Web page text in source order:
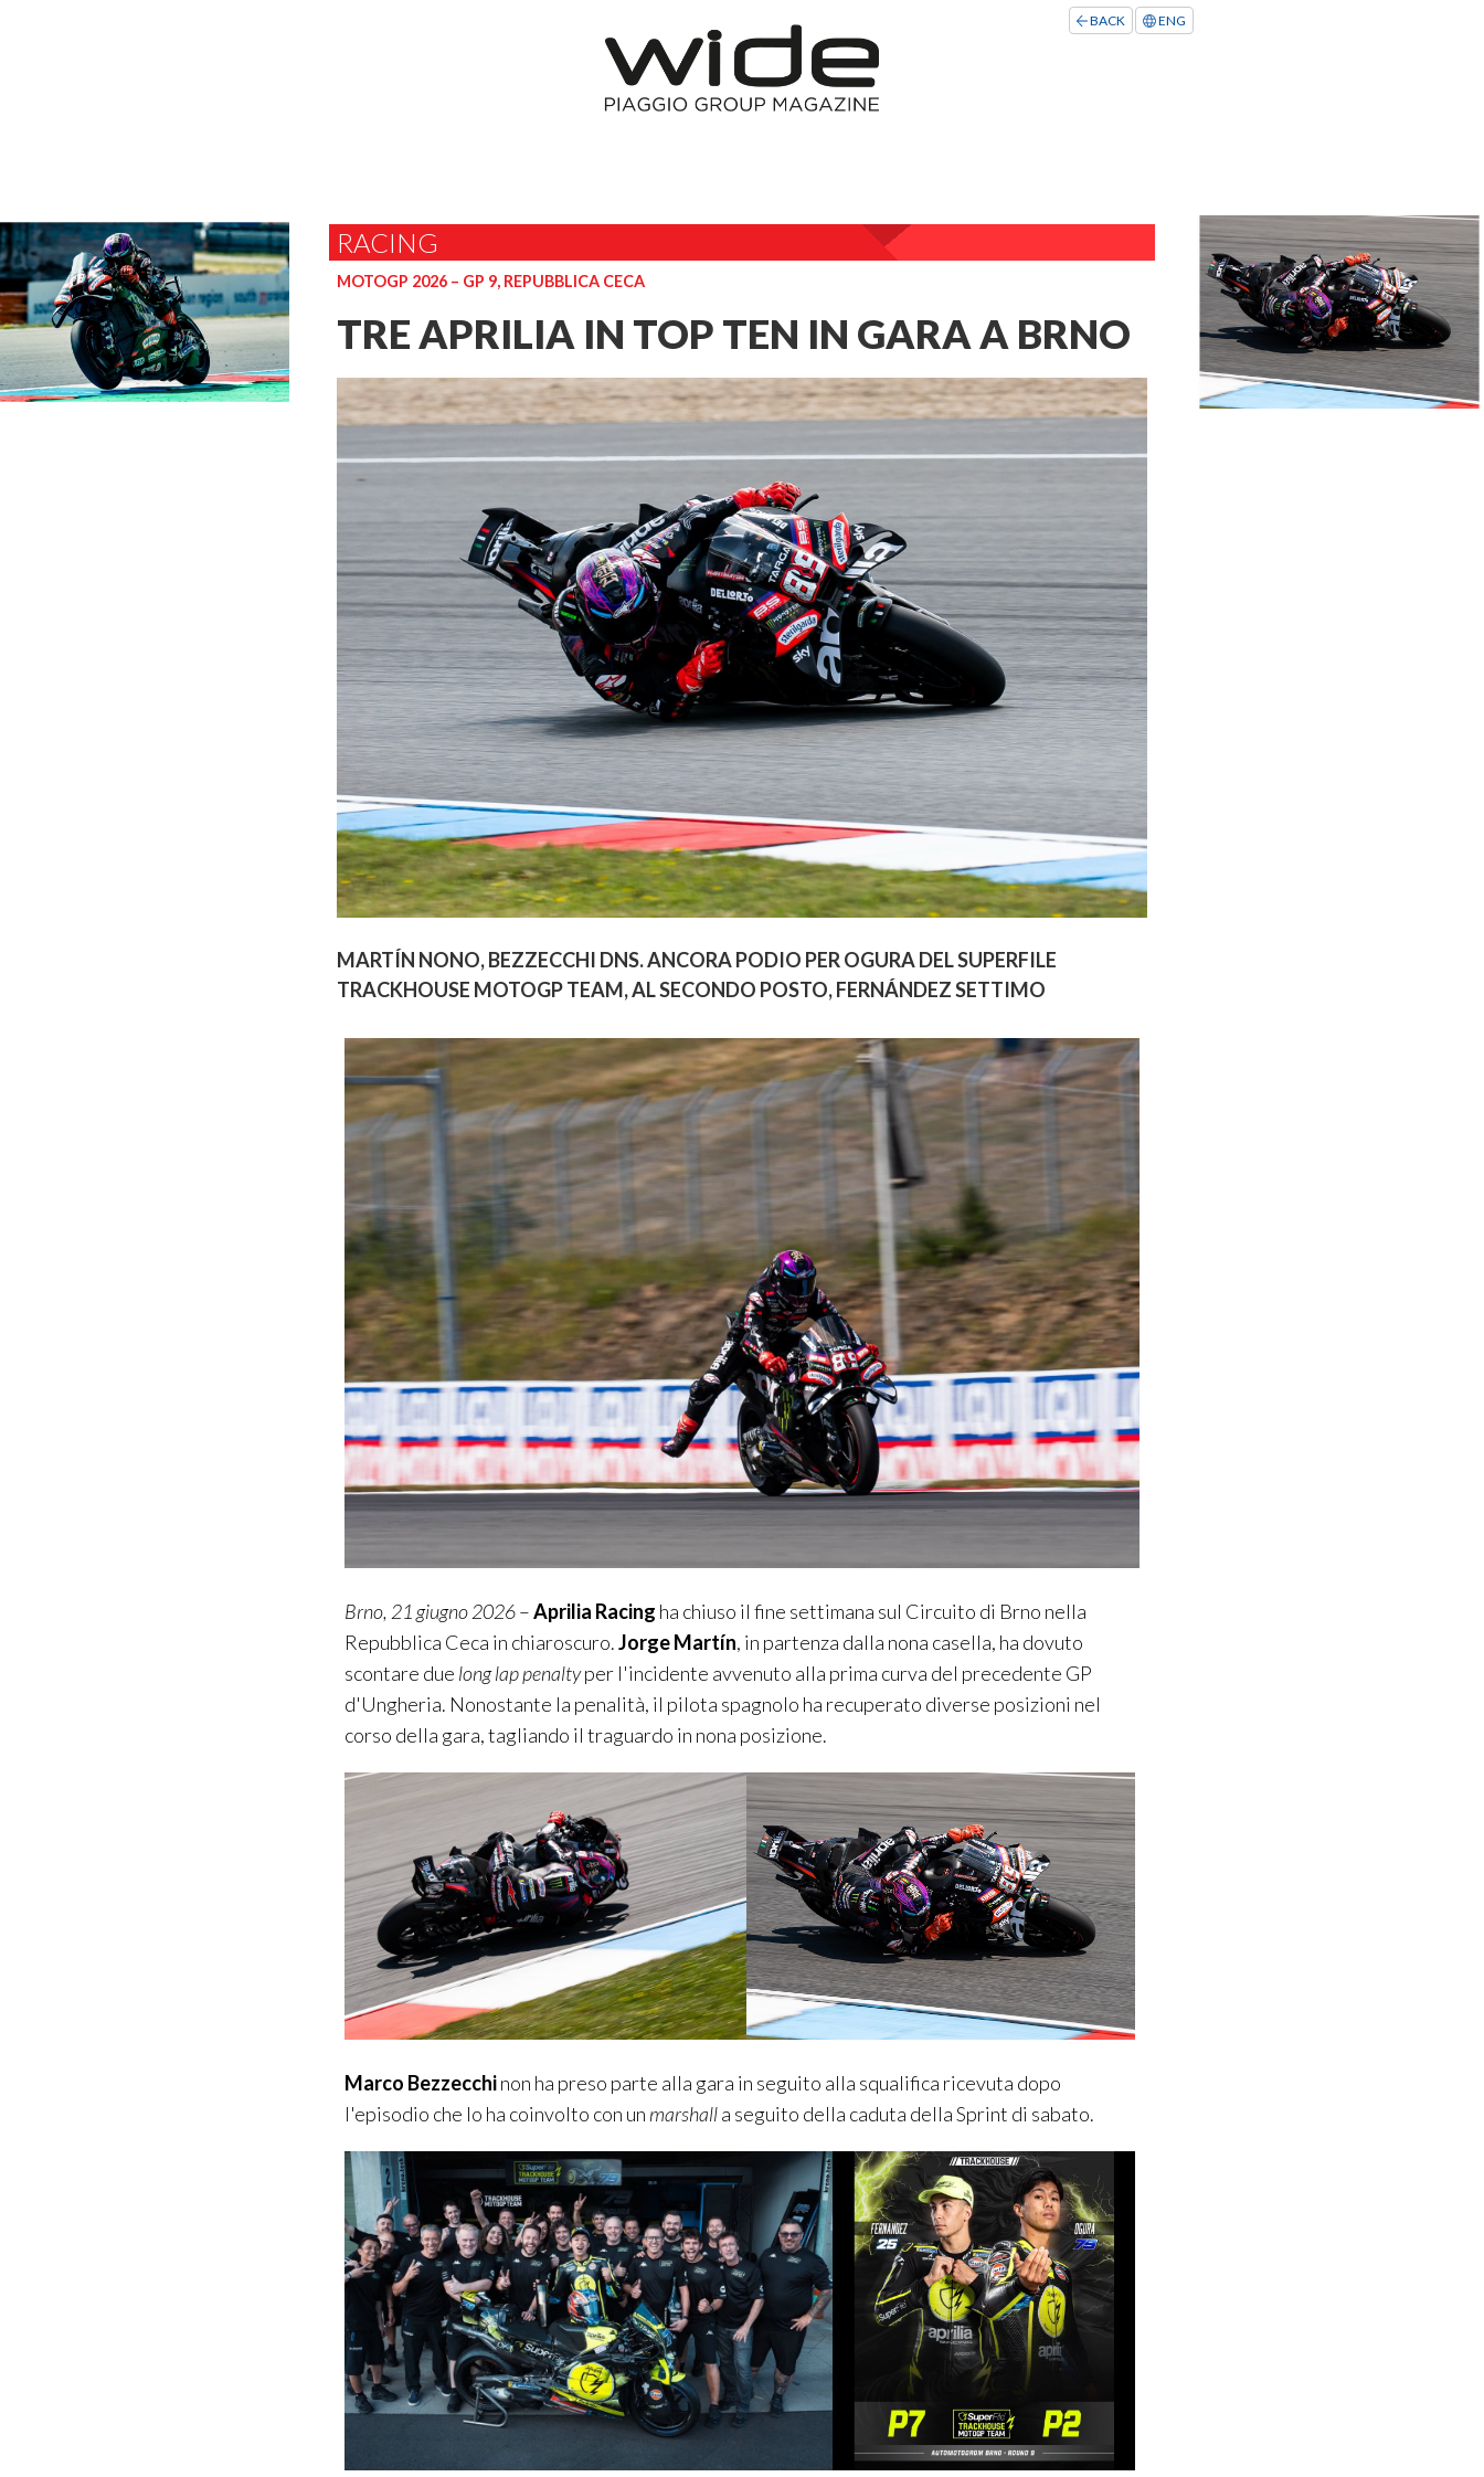
ENG
BACK
RACING
MOTOGP 2026 – GP 9, REPUBBLICA CECA
TRE APRILIA IN TOP TEN IN GARA A BRNO
MARTÍN NONO, BEZZECCHI DNS. ANCORA PODIO PER OGURA DEL SUPERFILE
TRACKHOUSE MOTOGP TEAM, AL SECONDO POSTO, FERNÁNDEZ SETTIMO
Brno, 21 giugno 2026–Aprilia Racing ha chiuso il fine settimana sul Circuito di Brno nella
Repubblica Ceca in chiaroscuro.Jorge Martín, in partenza dalla nona casella, ha dovuto
scontare due longlappenaltyper l'incidente avvenuto alla prima curva del precedente GP
d'Ungheria. Nonostante la penalità, il pilota spagnolo ha recuperato diverse posizioni nel
corso della gara, tagliando il traguardo in nona posizione.
Marco Bezzecchinon ha preso parte alla gara in seguito alla squalifica ricevuta dopo
l'episodio che lo ha coinvolto con un marshalla seguito della caduta della Sprint di sabato.